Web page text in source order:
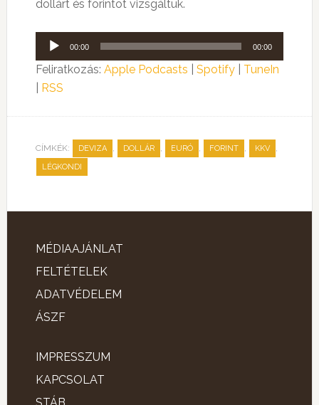
dollárt és forintot vizsgáltuk.
Audió
lejátszó
00:00 00:00
Feliratkozás: Apple Podcasts Spotify| TuneIn
RSS
CÍMKÉK: DEVIZA , DOLLÁR , EURÓ , FORINT , KKV ,
LÉGKONDI
MÉDIAAJÁNLAT
FELTÉTELEK
ADATVÉDELEM
ÁSZF
IMPRESSZUM
KAPCSOLAT